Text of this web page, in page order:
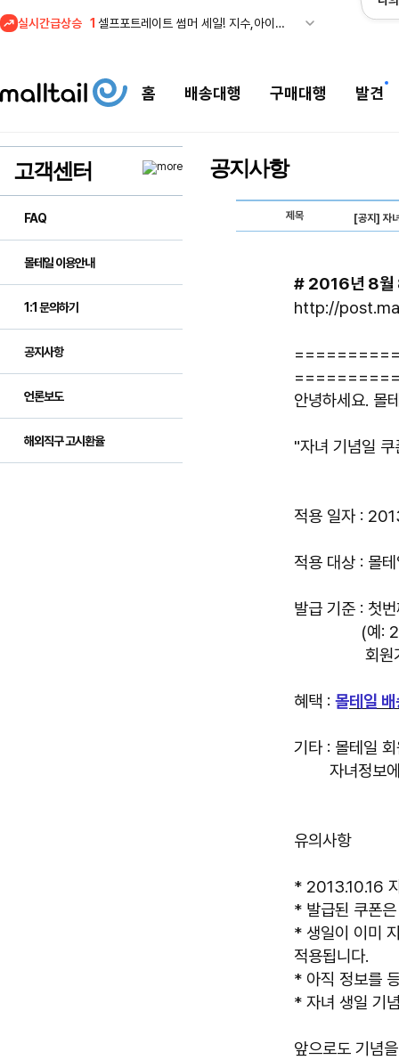
실시간급상승 1
셀프포트레이트 썸머 세일! 지수,아이유 착용 + 관세내 특가
홈 배송대행 구매대행 발견
고객센터
FAQ
몰테일 이용안내
1:1 문의하기
공지사항
언론보도
해외직구 고시환율
공지사항
제목 [공지] 자
# 2016년 8월
http://
안녕하세요. 몰
"자녀 기념일
적용 일자 :
적용 대상 : 몰
발급 기준 : 첫
(예:
회원가입시
혜택 : 몰테일
기타 : 몰테일
자녀정보에
유의사항
* 2013.10.16
* 발급된 쿠폰
* 생일이 이미
적용됩니다.
* 아직 정보를
* 자녀 생일 기
앞으로도 기념